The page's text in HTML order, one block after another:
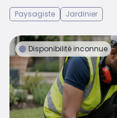
Paysagiste Jardinier
Disponibilité inconnue